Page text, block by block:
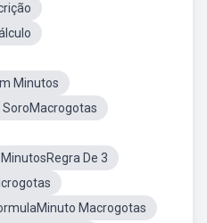
Minutos
SoroMacrogotas
De 3
Macrogotas